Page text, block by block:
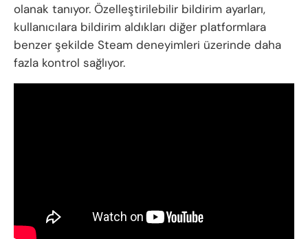
olanak tanıyor. Özelleştirilebilir bildirim ayarları,
kullanıcılara bildirim aldıkları diğer platformlara
benzer şekilde Steam deneyimleri üzerinde daha
fazla kontrol sağlıyor.